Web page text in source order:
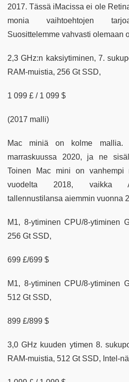
2017. Tässä iMacissa ei ole
monia vaihtoehtojen
Suosittelemme vahvasti olemaan
2,3 GHz:n kaksiytiminen, 7.
RAM-muistia, 256 Gt SSD,
1 099 £ / 1 099 $
(2017 malli)
Mac miniä on kolme mallia.
marraskuussa 2020, ja ne
Toinen Mac mini on
vuodelta 2018, vaikka
tallennustilansa aiemmin vuonna
M1, 8-ytiminen CPU/8-ytiminen
256 Gt SSD,
699 £/699 $
M1, 8-ytiminen CPU/8-ytiminen
512 Gt SSD,
899 £/899 $
3,0 GHz kuuden ytimen 8.
RAM-muistia, 512 Gt SSD, Intel-